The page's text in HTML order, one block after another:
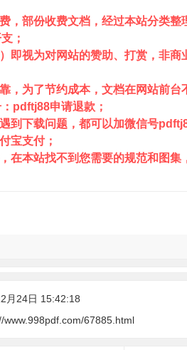
，部份收费文档，经过本站分类
；
即视为对网站的赞助、打赏，非
，为了节约成本，文档在网站前
pdftj88申请退款；
到下载问题，都可以加微信号
宝支付；
在本站找不到您需要的规范和图
月24日 15:42:18
www.998pdf.com/67885.html